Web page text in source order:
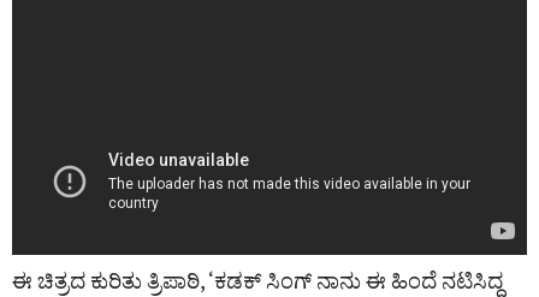
ಈ ಚಿತ್ರದ ಕುರಿತು ತ್ರಿಪಾಠಿ, ‘ಕಡಕ್ ಸಿಂಗ್ ನಾನು ಈ ಹಿಂದೆ ನಟಿಸಿದ್ದ